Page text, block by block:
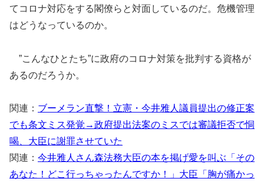
てコロナ対応をする閣僚らと対面しているのだ。危機管理
はどうなっているのか。
”こんなひとたち”に政府のコロナ対策を批判する資格が
あるのだろうか。
関連： ブーメラン直撃！立憲・今井雅人議員提出の修正案
でも条文ミス発覚→政府提出法案のミスでは審議拒否で恫
喝、大臣に謝罪させていた
関連： 今井雅人さん森法務大臣の本を掲げ愛を叫ぶ「その
あなた！どこ行っちゃったんですか！」大臣「胸が痛かっ